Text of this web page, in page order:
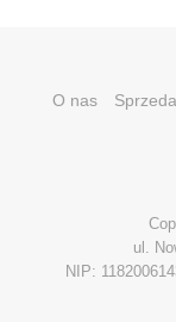
O nas
ul.
NIP: